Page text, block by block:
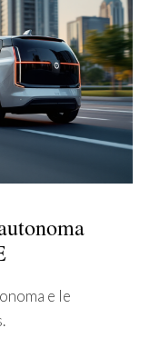
e le